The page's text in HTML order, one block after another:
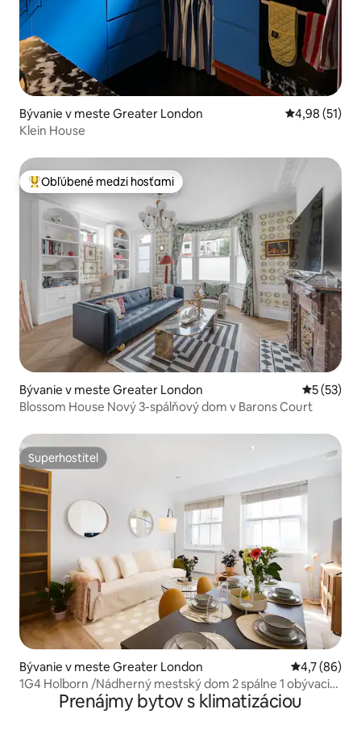
Bývanie v meste Greater London Priemerné
4,98 (51)
Klein House
Najobľúbenejšie medzi hosťami
Obľúbené medzi hosťami
Bývanie v meste Greater London
5 (53)
Blossom House Nový 3-spálňový dom v Barons Court
Superhostiteľ
Superhostiteľ
Bývanie v meste Greater London Priemerné
4,7 (86)
1G4 Holborn /Nádherný mestský dom 2 spálne 1 obývacia
Prenájmy bytov s klimatizáciou